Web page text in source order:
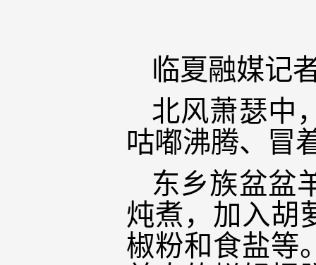
临夏融媒记
北风萧瑟中
咕嘟沸腾、冒
东乡族盆盆
炖煮，加入胡
椒粉和食盐等